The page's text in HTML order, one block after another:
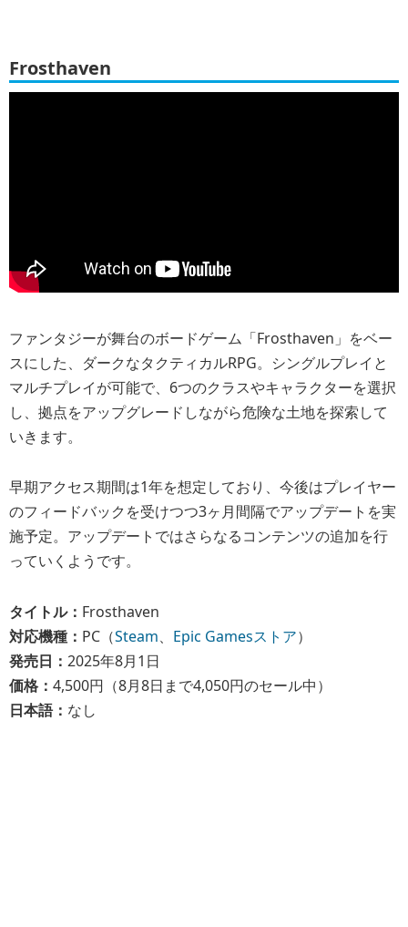
Frosthaven
ファンタジーが舞台のボードゲーム「Frosthaven」をベー
スにした、ダークなタクティカルRPG。シングルプレイと
マルチプレイが可能で、6つのクラスやキャラクターを選択
し、拠点をアップグレードしながら危険な土地を探索して
いきます。
早期アクセス期間は1年を想定しており、今後はプレイヤー
のフィードバックを受けつつ3ヶ月間隔でアップデートを実
施予定。アップデートではさらなるコンテンツの追加を行
っていくようです。
タイトル： Frosthaven
対応機種： PC（Steam、 Epic Gamesストア）
発売日： 2025年8月1日
価格： 4,500円（8月8日まで4,050円のセール中）
日本語： なし